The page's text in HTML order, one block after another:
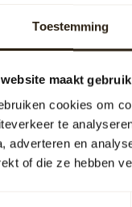
Toestemming
website maakt
cookies om
te
adverteren en
of die ze hebben
beoordelingen